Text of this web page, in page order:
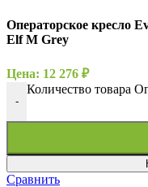
Операторское кресло
Elf M Grey
Цена: 12 276 ₽
-
Количество товара
Сравнить